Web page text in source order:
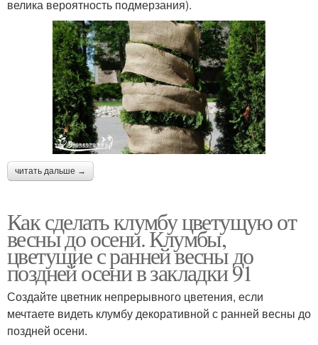
велика вероятность подмерзания).
читать дальше →
Как сделать клумбу цветущую от
весны до осени. Клумбы,
цветущие с ранней весны до
поздней осени в закладки 91
Создайте цветник непрерывного цветения, если
мечтаете видеть клумбу декоративной с ранней весны до
поздней осени.